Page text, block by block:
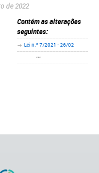
de 2022
Contém as alterações
seguintes:
→ Lei n.º 7/2021 - 26/02
•••